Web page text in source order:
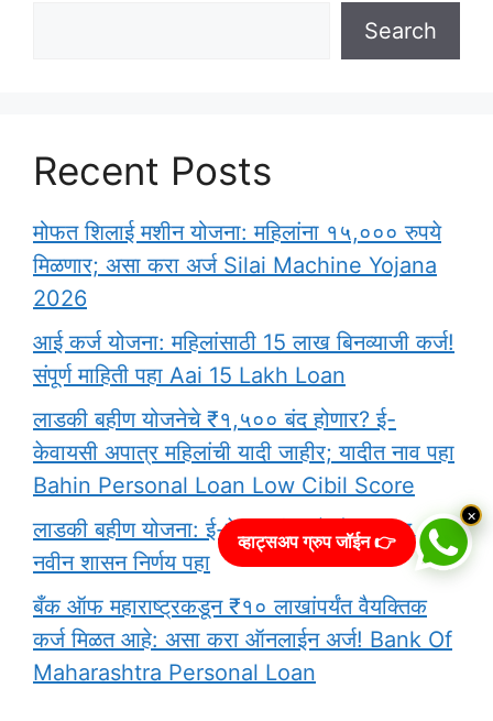
Search
Recent Posts
मोफत शिलाई मशीन योजना: महिलांना १५,००० रुपये
मिळणार; असा करा अर्ज Silai Machine Yojana
2026
आई कर्ज योजना: महिलांसाठी 15 लाख बिनव्याजी कर्ज!
संपूर्ण माहिती पहा Aai 15 Lakh Loan
लाडकी बहीण योजनेचे ₹१,५०० बंद होणार? ई-
केवायसी अपात्र महिलांची यादी जाहीर; यादीत नाव पहा
Bahin Personal Loan Low Cibil Score
लाडकी बहीण योजना: ई-केवायसी मध्ये मोठा बदल,
नवीन शासन निर्णय पहा
बँक ऑफ महाराष्ट्रकडून ₹१० लाखांपर्यंत वैयक्तिक
कर्ज मिळत आहे: असा करा ऑनलाईन अर्ज! Bank Of
Maharashtra Personal Loan
×
व्हाट्सअप ग्रुप जॉईन 👉